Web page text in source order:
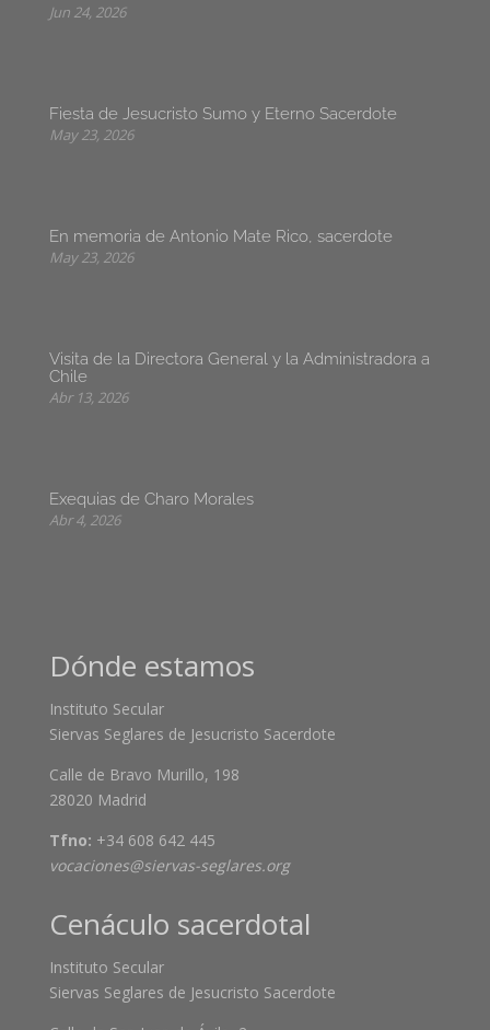
Jun 24, 2026
Fiesta de Jesucristo Sumo y Eterno Sacerdote
May 23, 2026
En memoria de Antonio Mate Rico, sacerdote
May 23, 2026
Visita de la Directora General y la Administradora a
Chile
Abr 13, 2026
Exequias de Charo Morales
Abr 4, 2026
Dónde estamos
Instituto Secular
Siervas Seglares de Jesucristo Sacerdote
Calle de Bravo Murillo, 198
28020 Madrid
Tfno: +34 608 642 445
vocaciones@siervas-seglares.org
Cenáculo sacerdotal
Instituto Secular
Siervas Seglares de Jesucristo Sacerdote